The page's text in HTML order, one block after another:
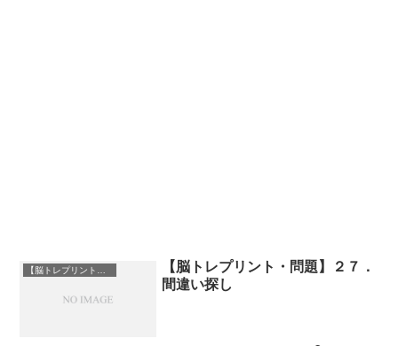
【脳トレプリント・問題】２７．
間違い探し